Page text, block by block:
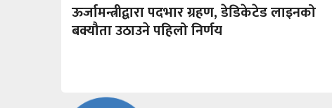
ऊर्जामन्त्रीद्वारा पदभार ग्रहण, डेडिकेटेड लाइनको
बक्यौता उठाउने पहिलो निर्णय